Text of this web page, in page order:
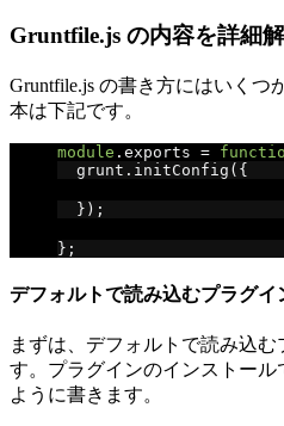
Gruntfile.js の内容を詳細
Gruntfile.js の書き方にはいくつ
本は下記です。
module . exports =
  grunt
. initConfig ({
});
};
デフォルトで読み込むプラグイ
まずは、デフォルトで読み込
す。プラグインのインストー
ように書きます。